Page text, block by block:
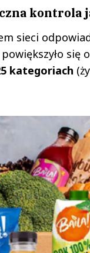
kontrola
sieci
się
kategoriach